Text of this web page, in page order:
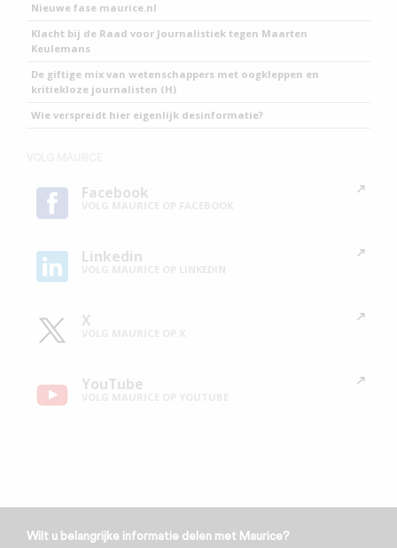
Nieuwe fase maurice.nl
Klacht bij de Raad voor Journalistiek tegen Maarten
Keulemans
De giftige mix van wetenschappers met oogkleppen en
kritiekloze journalisten (H)
Wie verspreidt hier eigenlijk desinformatie?
Facebook
Linkedin
X
YouTube
Wilt u belangrijke informatie delen met Maurice?